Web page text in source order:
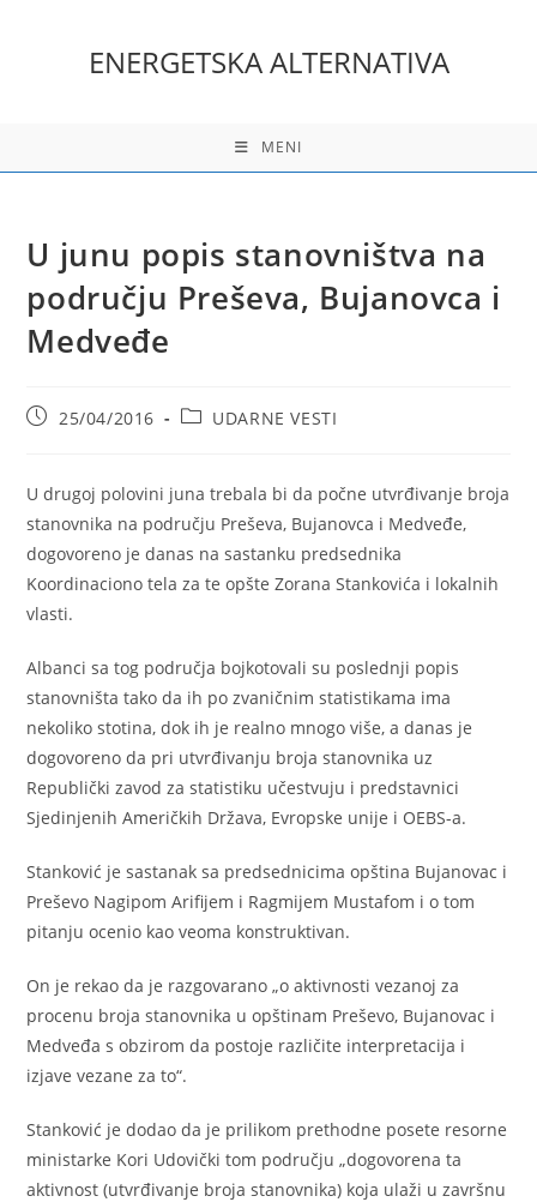
ENERGETSKA ALTERNATIVA
MENI
U junu popis stanovništva na
području Preševa, Bujanovca i
Medveđe
Post25/04/2016
PostUDARNE VESTI
U drugoj polovini juna trebala bi da počne utvrđivanje broja
stanovnika na području Preševa, Bujanovca i Medveđe,
dogovoreno je danas na sastanku predsednika
Koordinaciono tela za te opšte Zorana Stankovića i lokalnih
vlasti.
Albanci sa tog područja bojkotovali su poslednji popis
stanovništa tako da ih po zvaničnim statistikama ima
nekoliko stotina, dok ih je realno mnogo više, a danas je
dogovoreno da pri utvrđivanju broja stanovnika uz
Republički zavod za statistiku učestvuju i predstavnici
Sjedinjenih Američkih Država, Evropske unije i OEBS-a.
Stanković je sastanak sa predsednicima opština Bujanovac i
Preševo Nagipom Arifijem i Ragmijem Mustafom i o tom
pitanju ocenio kao veoma konstruktivan.
On je rekao da je razgovarano „o aktivnosti vezanoj za
procenu broja stanovnika u opštinam Preševo, Bujanovac i
Medveđa s obzirom da postoje različite interpretacija i
izjave vezane za to“.
Stanković je dodao da je prilikom prethodne posete resorne
ministarke Kori Udovički tom području „dogovorena ta
aktivnost (utvrđivanje broja stanovnika) koja ulaži u završnu